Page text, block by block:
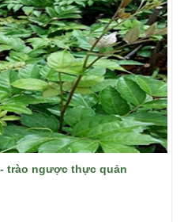
trào ngược thực quản